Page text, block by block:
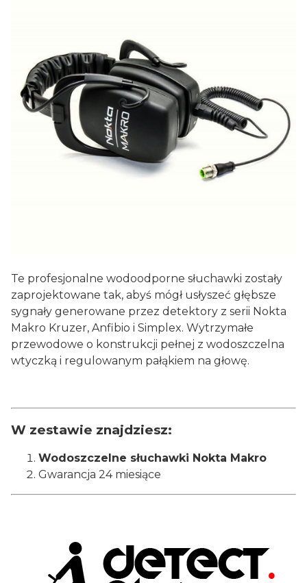
Te profesjonalne wodoodporne słuchawki zostały
zaprojektowane tak, abyś mógł usłyszeć głębsze
sygnały generowane przez detektory z serii Nokta
Makro Kruzer, Anfibio i Simplex. Wytrzymałe
przewodowe o konstrukcji pełnej z wodoszczelna
wtyczką i regulowanym pałąkiem na głowę.
W zestawie znajdziesz:
Wodoszczelne słuchawki Nokta Makro
Gwarancja 24 miesiące